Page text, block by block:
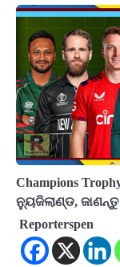
Champions
ନ୍ୟୁଜିଲାଣ୍ଡ,
Reporterspen